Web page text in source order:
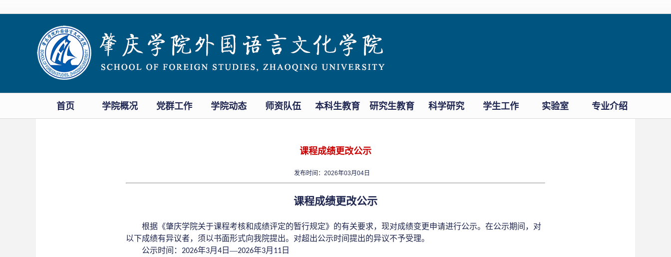
首页 学院概况 党群工作 学院动态 师资队伍 本科生教育 研究生教育 科学研究 学生工作 实验室 专业介绍
课程成绩更改公示
发布时间：2026年03月04日
课程成绩更改公示
根据《肇庆学院关于课程考核和成绩评定的暂行规定》的有关要求，现对成绩变更申请进行公示。在公示期间，对
以下成绩有异议者，须以书面形式向我院提出。对超出公示时间提出的异议不予受理。
公示时间： 2026年3月 4 日 —2026年3月 11 日